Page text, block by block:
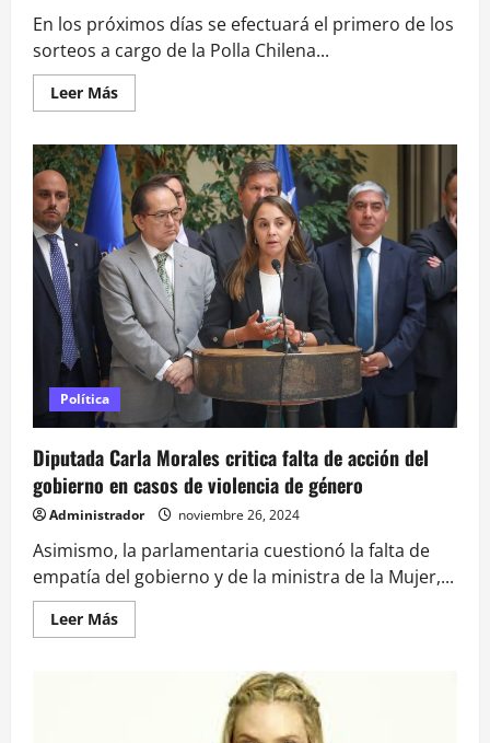
En los próximos días se efectuará el primero de los
sorteos a cargo de la Polla Chilena...
Leer MásLeer
más
La
Suerte
de
Ser
Chileno
2024:
cuántos
millones
se
repartirán
y
cuántas
personas
recibirán
premio
Política
Diputada Carla Morales critica falta de acción del
gobierno en casos de violencia de género
Administrador noviembre 26, 2024
Asimismo, la parlamentaria cuestionó la falta de
empatía del gobierno y de la ministra de la Mujer,...
Leer MásLeer
más